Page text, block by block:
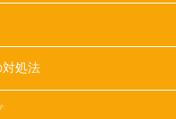
処法